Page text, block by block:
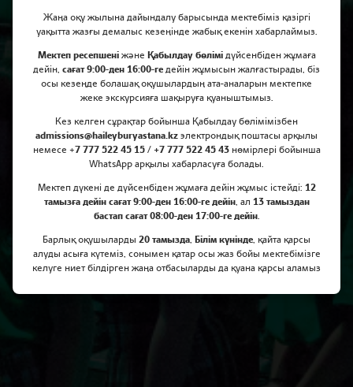
Үйлер арасындағы University
Challenge сайысы
Жаңа оқу жылына дайындалу барысында мектебіміз қазіргі
уақытта жазғы демалыс кезеңінде жабық екенін хабарлаймыз.
Мектеп ресепшеніжәне Қабылдау бөлімідүйсенбіден жұмаға
дейін, сағат 9:00-ден 16:00-ге дейін жұмысын жалғастырады, біз
осы кезеңде болашақ оқушылардың ата-аналарын мектепке
жеке экскурсияға шақыруға қуаныштымыз.
Кез келген сұрақтар бойынша Қабылдау бөлімімізбен
admissions@haileyburyastana.kz электрондық поштасы арқылы
немесе +7 777 522 45 15 / +7 777 522 45 43нөмірлері бойынша
WhatsApp арқылы хабарласуға болады.
Мектеп дүкені де дүйсенбіден жұмаға дейін жұмыс істейді: 12
тамызға дейін сағат 9:00-ден 16:00-ге дейін, ал 13 тамыздан
бастап сағат 08:00-ден 17:00-ге дейін.
Барлық оқушыларды 20 тамызда, Білім күнінде, қайта қарсы
алуды асыға күтеміз, сонымен қатар осы жаз бойы мектебімізге
келуге ниет білдірген жаңа отбасыларды да қуана қарсы аламыз